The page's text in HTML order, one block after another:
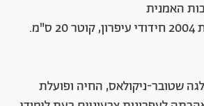
"Red Sphere", שנת 2004 חידודי עיפרון, קוטר 20 ס"מ.
שטובר-ניקולאס, החיה ופועלת